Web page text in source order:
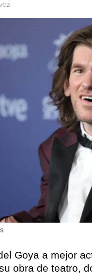
Goya a mejor
obra de teatro,